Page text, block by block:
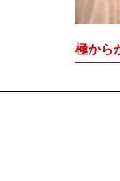
極から